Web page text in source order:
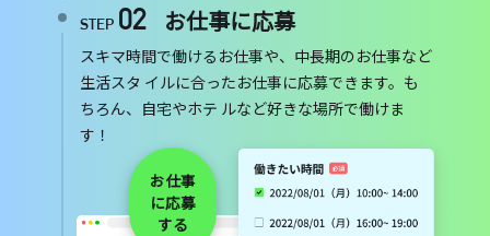
お仕事
に応募
する
STEP 02 お仕事に応募
スキマ時間で働けるお仕事や、中長期のお仕事など
生活スタ イルに合ったお仕事に応募できます。も
ちろん、自宅やホテ ルなど好きな場所で働けま
す！